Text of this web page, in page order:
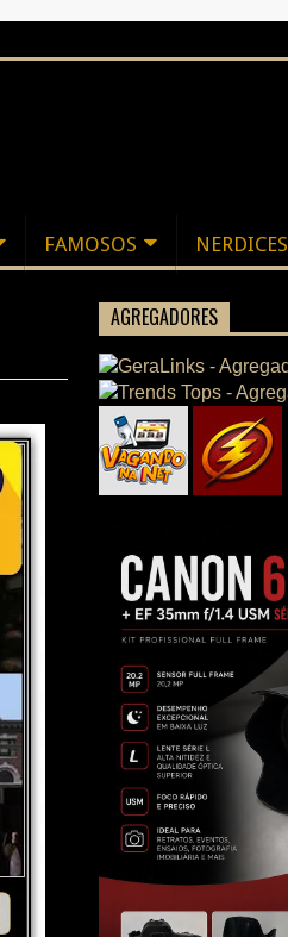
FAMOSOS NERDICES
AGREGADORES